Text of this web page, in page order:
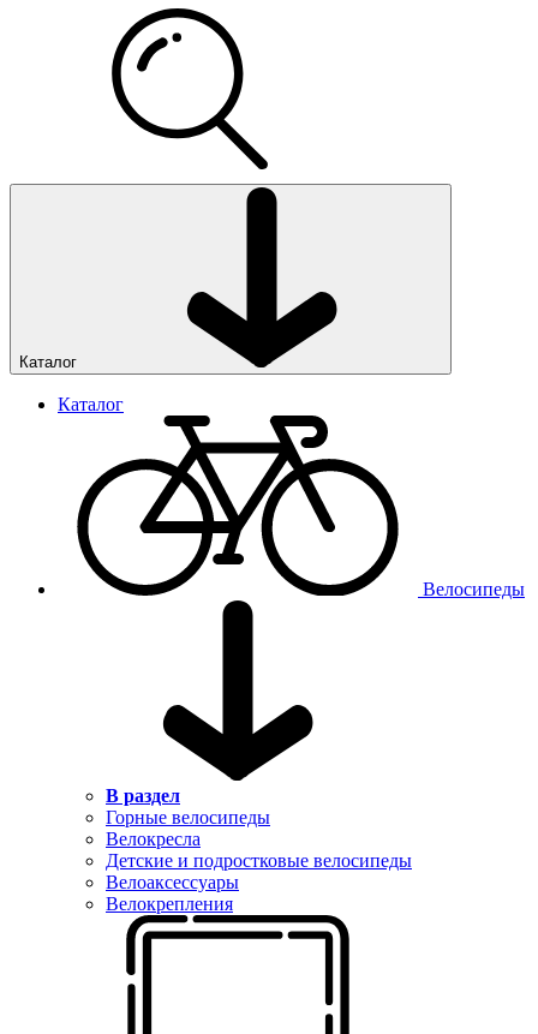
Каталог
Каталог
Велосипеды
В раздел
Горные велосипеды
Велокресла
Детские и подростковые велосипеды
Велоаксессуары
Велокрепления